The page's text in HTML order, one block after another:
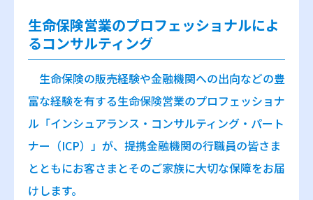
生命保険営業のプロフェッショナルによ
るコンサルティング
生命保険の販売経験や金融機関への出向などの豊
富な経験を有する生命保険営業のプロフェッショナ
ル「インシュアランス・コンサルティング・パート
ナー（ICP）」が、提携金融機関の行職員の皆さま
とともにお客さまとそのご家族に大切な保障をお届
けします。